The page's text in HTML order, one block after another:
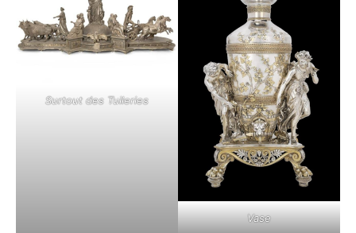
Surtout des Tuileries
Vase